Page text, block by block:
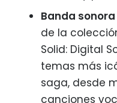
Banda
de la
Solid: Digital
temas más
saga, desde
canciones